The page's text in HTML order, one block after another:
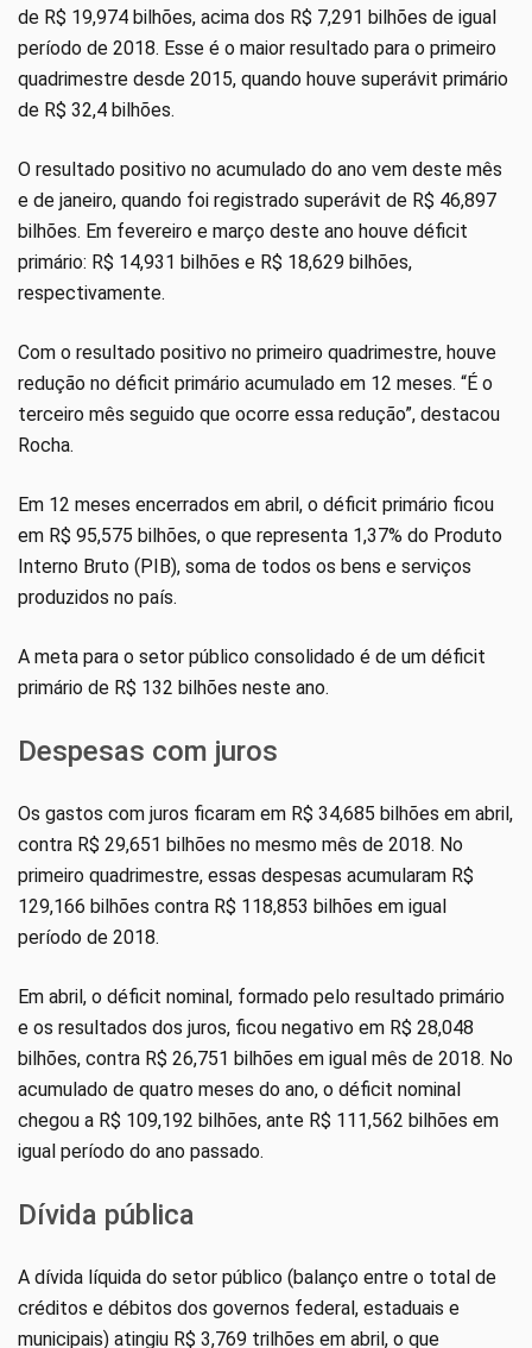
de R$ 19,974 bilhões, acima dos R$ 7,291 bilhões de igual
período de 2018. Esse é o maior resultado para o primeiro
quadrimestre desde 2015, quando houve superávit primário
de R$ 32,4 bilhões.
O resultado positivo no acumulado do ano vem deste mês
e de janeiro, quando foi registrado superávit de R$ 46,897
bilhões. Em fevereiro e março deste ano houve déficit
primário: R$ 14,931 bilhões e R$ 18,629 bilhões,
respectivamente.
Com o resultado positivo no primeiro quadrimestre, houve
redução no déficit primário acumulado em 12 meses. “É o
terceiro mês seguido que ocorre essa redução”, destacou
Rocha.
Em 12 meses encerrados em abril, o déficit primário ficou
em R$ 95,575 bilhões, o que representa 1,37% do Produto
Interno Bruto (PIB), soma de todos os bens e serviços
produzidos no país.
A meta para o setor público consolidado é de um déficit
primário de R$ 132 bilhões neste ano.
Despesas com juros
Os gastos com juros ficaram em R$ 34,685 bilhões em abril,
contra R$ 29,651 bilhões no mesmo mês de 2018. No
primeiro quadrimestre, essas despesas acumularam R$
129,166 bilhões contra R$ 118,853 bilhões em igual
período de 2018.
Em abril, o déficit nominal, formado pelo resultado primário
e os resultados dos juros, ficou negativo em R$ 28,048
bilhões, contra R$ 26,751 bilhões em igual mês de 2018. No
acumulado de quatro meses do ano, o déficit nominal
chegou a R$ 109,192 bilhões, ante R$ 111,562 bilhões em
igual período do ano passado.
Dívida pública
A dívida líquida do setor público (balanço entre o total de
créditos e débitos dos governos federal, estaduais e
municipais) atingiu R$ 3,769 trilhões em abril, o que